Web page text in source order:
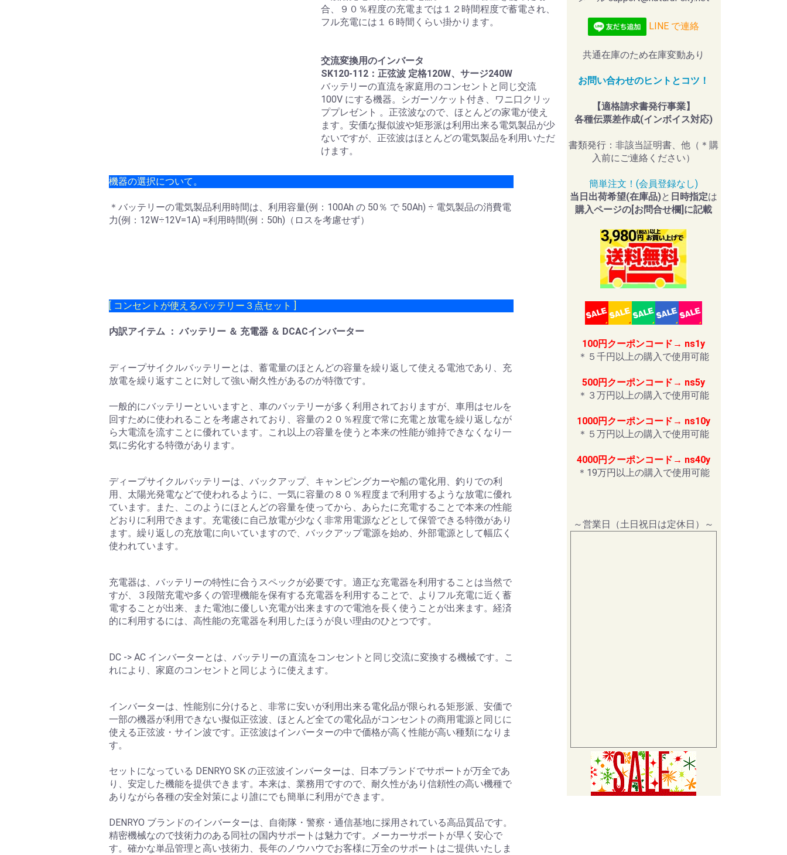
合、９０％程度の充電までは１２時間程度で蓄電され、
フル充電には１６時間くらい掛かります。
交流変換用のインバータ
SK120-112 ：正弦波 定格120W、サージ240W
バッテリーの直流を家庭用のコンセントと同じ交流
100V にする機器。シガーソケット付き、ワニ口クリッ
ププレゼント 。正弦波なので、ほとんどの家電が使え
ます。安価な擬似波や矩形派は利用出来る電気製品が少
ないですが、正弦波はほとんどの電気製品を利用いただ
けます。
機器の選択について。
＊バッテリーの電気製品利用時間は、利用容量(例：100Ah の 50％ で 50Ah) ÷ 電気製品の消費電
力(例：12W÷12V=1A) =利用時間(例：50h)（ロスを考慮せず）
[ コンセントが使えるバッテリー３点セット ]
内訳アイテム ： バッテリー ＆ 充電器 ＆ DCACインバーター
ディープサイクルバッテリーとは、蓄電量のほとんどの容量を繰り返して使える電池であり、充
放電を繰り返すことに対して強い耐久性があるのが特徴です。
一般的にバッテリーといいますと、車のバッテリーが多く利用されておりますが、車用はセルを
回すために使われることを考慮されており、容量の２０％程度で常に充電と放電を繰り返しなが
ら大電流を流すことに優れています。これ以上の容量を使うと本来の性能が維持できなくなり一
気に劣化する特徴があります。
ディープサイクルバッテリーは、バックアップ、キャンピングカーや船の電化用、釣りでの利
用、太陽光発電などで使われるように、一気に容量の８０％程度まで利用するような放電に優れ
ています。また、このようにほとんどの容量を使ってから、あらたに充電することで本来の性能
どおりに利用できます。充電後に自己放電が少なく非常用電源などとして保管できる特徴があり
ます。繰り返しの充放電に向いていますので、バックアップ電源を始め、外部電源として幅広く
使われています。
充電器は、バッテリーの特性に合うスペックが必要です。適正な充電器を利用することは当然で
すが、３段階充電や多くの管理機能を保有する充電器を利用することで、よりフル充電に近く蓄
電することが出来、また電池に優しい充電が出来ますので電池を長く使うことが出来ます。経済
的に利用するには、高性能の充電器を利用したほうが良い理由のひとつです。
DC -> AC インバーターとは、バッテリーの直流をコンセントと同じ交流に変換する機械です。こ
れにより、家庭のコンセントと同じように使えます。
インバーターは、性能別に分けると、非常に安いが利用出来る電化品が限られる矩形派、安価で
一部の機器が利用できない擬似正弦波、ほとんど全ての電化品がコンセントの商用電源と同じに
使える正弦波・サイン波です。正弦波はインバーターの中で価格が高く性能が高い種類になりま
す。
セットになっている DENRYO SK の正弦波インバーターは、日本ブランドでサポートが万全であ
り、安定した機能を提供できます。本来は、業務用ですので、耐久性があり信頼性の高い機種で
ありながら各種の安全対策により誰にでも簡単に利用ができます。
DENRYO ブランドのインバーターは、自衛隊・警察・通信基地に採用されている高品質品です。
精密機械なので技術力のある同社の国内サポートは魅力です。メーカーサポートが早く安心で
す。確かな単品管理と高い技術力、長年のノウハウでお客様に万全のサポートはご提供いたしま
LINE で連絡
共通在庫のため在庫変動あり
お問い合わせのヒントとコツ！
【適格請求書発行事業】
各種伝票差作成(インボイス対応)
書類発行：非該当証明書、他（＊購
入前にご連絡ください）
簡単注文！(会員登録なし)
当日出荷希望(在庫品)と 日時指定は
購入ページの[お問合せ欄]に記載
100円クーポンコード→ ns1y
＊５千円以上の購入で使用可能
500円クーポンコード→ ns5y
＊３万円以上の購入で使用可能
1000円クーポンコード→ ns10y
＊５万円以上の購入で使用可能
4000円クーポンコード→ ns40y
＊19万円以上の購入で使用可能
～営業日（土日祝日は定休日）～